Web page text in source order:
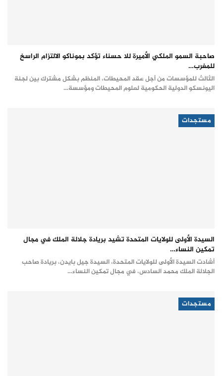
صاحبة السمو الملكي الأميرة للا حسناء تؤكد بموناكو الالتزام الراسخ
للمغرب…
الثالث للمؤسسات من أجل عقد المحيطات، المنظم بشكل مشترك بين لجنة
اليونسكو الدولية الحكومية لعلوم المحيطات ومؤسسة…
مستجدات
السيدة الأولى للولايات المتحدة تشيد بريادة جلالة الملك في مجال
تمكين النساء…
أشادت السيدة الأولى للولايات المتحدة، السيدة جيل بايدن، بريادة صاحب
الجلالة الملك محمد السادس، في مجال تمكين النساء…
مستجدات